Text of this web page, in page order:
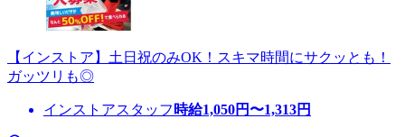
【インストア】土日祝のみOK！スキマ時間にサクッとも！
ガッツリも◎
インストアスタッフ 時給1,050円〜1,313円